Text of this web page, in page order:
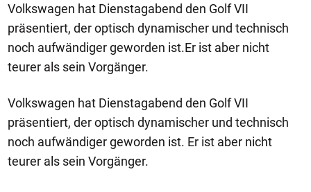
Volkswagen hat Dienstagabend den Golf VII
präsentiert, der optisch dynamischer und technisch
noch aufwändiger geworden ist.Er ist aber nicht
teurer als sein Vorgänger.
Volkswagen hat Dienstagabend den Golf VII
präsentiert, der optisch dynamischer und technisch
noch aufwändiger geworden ist. Er ist aber nicht
teurer als sein Vorgänger.